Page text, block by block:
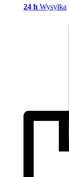
24 h Wysyłka